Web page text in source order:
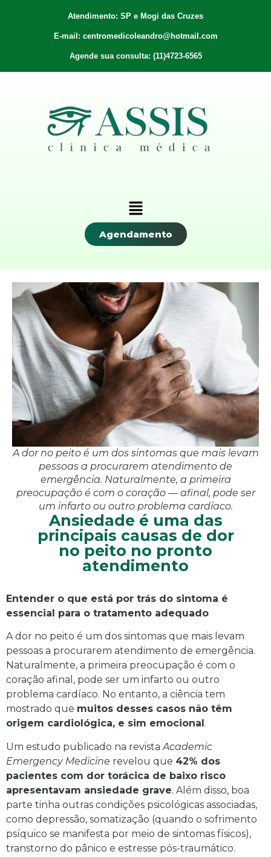
Atendimento: SP e Mogi das Cruzes
E-mail: centromedicoleandro@hotmail.com
Agende sua consulta: (11)4723-6565
Agendamento
A dor no peito é um dos sintomas que mais levam
pessoas a procurarem atendimento de
emergência. Naturalmente, a primeira
preocupação é com o coração — afinal, pode ser
um infarto ou outro problema cardíaco.
Ansiedade é uma das
principais causas de dor
no peito no pronto
atendimento
Entender o que está por trás do sintoma é
essencial para o tratamento adequado
A dor no peito é um dos sintomas que mais levam
pessoas a procurarem atendimento de emergência.
Naturalmente, a primeira preocupação é com o
coração afinal, pode ser um infarto ou outro
problema cardíaco. No entanto, a ciência tem
mostrado que muitos desses casos não têm
origem cardiológica, e sim emocional .
Um estudo publicado na revista Academic
Emergency Medicine revelou que 42% dos
pacientes com dor torácica de baixo risco
apresentavam ansiedade grave. Além disso, boa
parte tinha outras condições psicológicas associadas,
como depressão, somatização (quando o sofrimento
psíquico se manifesta por meio de sintomas físicos),
transtorno do pânico e estresse pós-traumático.